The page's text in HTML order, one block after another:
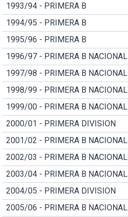
1993/94 - PRIMERA B
1994/95 - PRIMERA B
1995/96 - PRIMERA B
1996/97 - PRIMERA B NACIONAL
1997/98 - PRIMERA B NACIONAL
1998/99 - PRIMERA B NACIONAL
1999/00 - PRIMERA B NACIONAL
2000/01 - PRIMERA DIVISION
2001/02 - PRIMERA B NACIONAL
2002/03 - PRIMERA B NACIONAL
2003/04 - PRIMERA B NACIONAL
2004/05 - PRIMERA DIVISION
2005/06 - PRIMERA B NACIONAL